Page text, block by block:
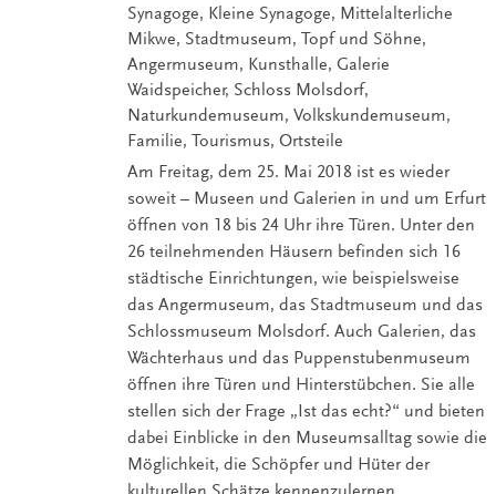
Synagoge, Kleine Synagoge, Mittelalterliche
Mikwe, Stadtmuseum, Topf und Söhne,
Angermuseum, Kunsthalle, Galerie
Waidspeicher, Schloss Molsdorf,
Naturkundemuseum, Volkskundemuseum,
Familie, Tourismus, Ortsteile
Am Freitag, dem 25. Mai 2018 ist es wieder
soweit – Museen und Galerien in und um Erfurt
öffnen von 18 bis 24 Uhr ihre Türen. Unter den
26 teilnehmenden Häusern befinden sich 16
städtische Einrichtungen, wie beispielsweise
das Angermuseum, das Stadtmuseum und das
Schlossmuseum Molsdorf. Auch Galerien, das
Wächterhaus und das Puppenstubenmuseum
öffnen ihre Türen und Hinterstübchen. Sie alle
stellen sich der Frage „Ist das echt?“ und bieten
dabei Einblicke in den Museumsalltag sowie die
Möglichkeit, die Schöpfer und Hüter der